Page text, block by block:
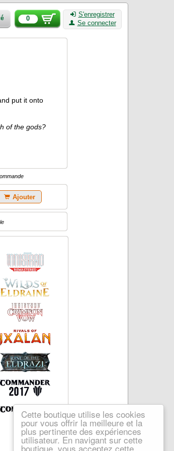
Cette boutique utilise les cookies
pour vous offrir la meilleure et la
plus pertinente des expériences
utilisateur. En navigant sur cette
boutique, vous acceptez cette
0
S'enregistrer
Se connecter
put it onto
of the gods?
Ajouter